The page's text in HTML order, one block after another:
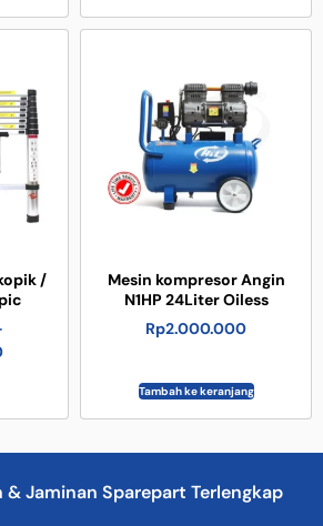
/
Mesin kompresor Angin
N1HP 24Liter Oiless
Rp2.000.000
Tambah ke keranjang
& Jaminan Sparepart Terlengkap